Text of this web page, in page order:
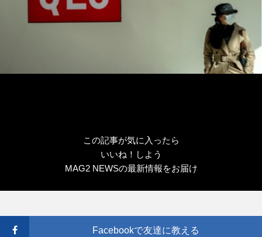
この記事が気に入ったら
いいね！しよう
MAG2 NEWSの最新情報をお届け
Facebookで友達に教える